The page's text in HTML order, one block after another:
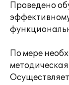
Проведено
По мере